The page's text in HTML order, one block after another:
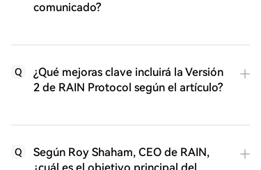
comunicado?
Q
¿Qué mejoras clave incluirá la Versión
2 de RAIN Protocol según el artículo?
Q
Según Roy Shaham, CEO de RAIN,